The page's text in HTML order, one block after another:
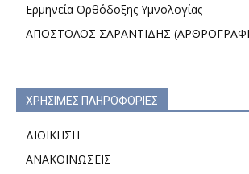
Ερμηνεία Ορθόδοξης Υμνολογίας
ΑΠΟΣΤΟΛΟΣ ΣΑΡΑΝΤΙΔΗΣ
ΧΡΗΣΙΜΕΣ ΠΛΗΡΟΦΟΡΙΕΣ
ΔΙΟΙΚΗΣΗ
ΑΝΑΚΟΙΝΩΣΕΙΣ